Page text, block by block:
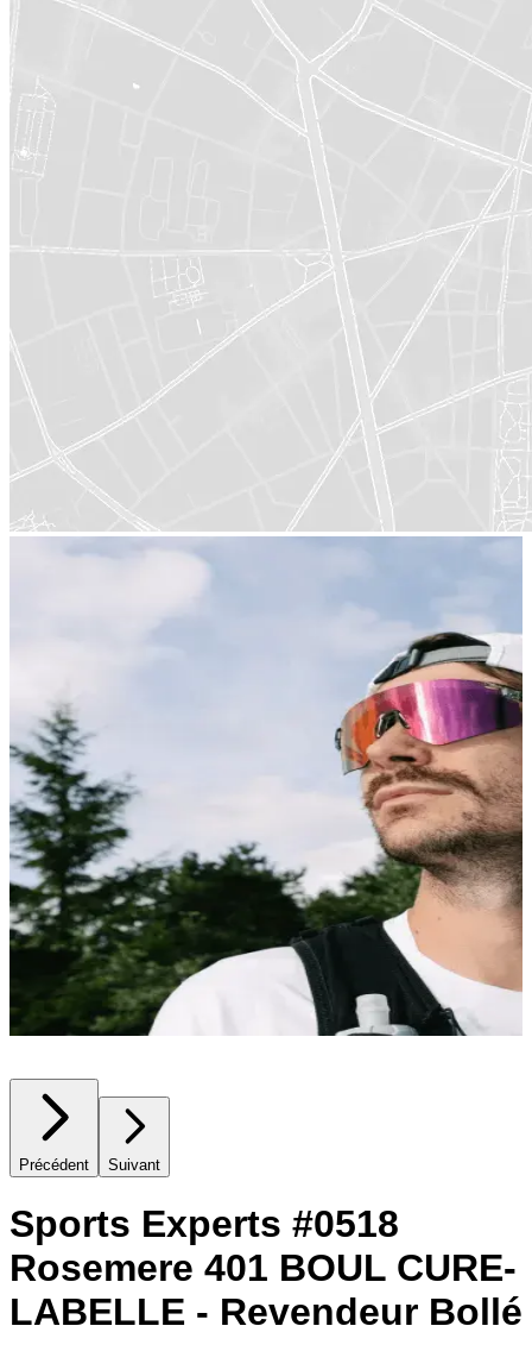
Précédent Suivant
Sports Experts #0518
Rosemere 401 BOUL CURE-
LABELLE - Revendeur Bollé